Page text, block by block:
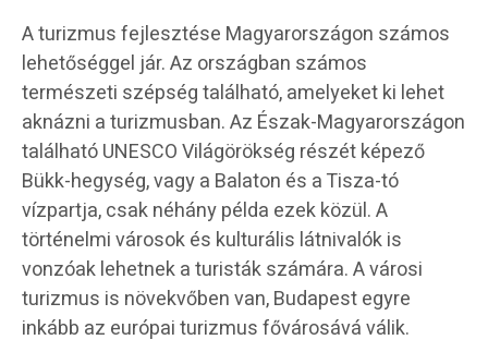
A turizmus fejlesztése Magyarországon számos
lehetőséggel jár. Az országban számos
természeti szépség található, amelyeket ki lehet
aknázni a turizmusban. Az Észak-Magyarországon
található UNESCO Világörökség részét képező
Bükk-hegység, vagy a Balaton és a Tisza-tó
vízpartja, csak néhány példa ezek közül. A
történelmi városok és kulturális látnivalók is
vonzóak lehetnek a turisták számára. A városi
turizmus is növekvőben van, Budapest egyre
inkább az európai turizmus fővárosává válik.